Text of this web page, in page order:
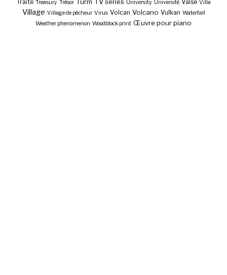
Traité Treasury Trésor Turm TV series University Université Valse Villa
Village Village de pêcheur Virus Volcan Volcano Vulkan Waterfall
Weather phenomenon Woodblock print Œuvre pour piano